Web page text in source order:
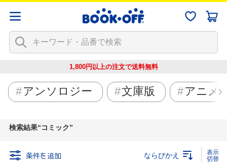
1,800円以上の注文で送料無料
アンソロジー 文庫版 アニメ
検索結果 コミック
条件を追加 ならびかえ